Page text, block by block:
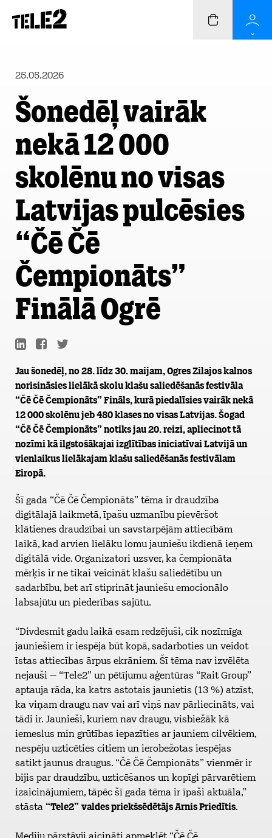
25.05.2026
Šonedēļ vairāk
nekā 12 000
skolēnu no visas
Latvijas pulcēsies
“Čē Čē
Čempionāts”
Finālā Ogrē
Jau šonedēļ, no 28. līdz 30. maijam, Ogres Zilajos kalnos
norisināsies lielākā skolu klašu saliedēšanās festivāla
“Čē Čē Čempionāts” Fināls, kurā piedalīsies vairāk nekā
12 000 skolēnu jeb 480 klases no visas Latvijas. Šogad
“Čē Čē Čempionāts” notiks jau 20. reizi, apliecinot tā
nozīmi kā ilgstošākajai izglītības iniciatīvai Latvijā un
vienlaikus lielākajam klašu saliedēšanās festivālam
Eiropā.
Šī gada “Čē Čē Čempionāts” tēma ir draudzība
digitālajā laikmetā, īpašu uzmanību pievēršot
klātienes draudzībai un savstarpējām attiecībām
laikā, kad arvien lielāku lomu jauniešu ikdienā ieņem
digitālā vide. Organizatori uzsver, ka čempionāta
mērķis ir ne tikai veicināt klašu saliedētību un
sadarbību, bet arī stiprināt jauniešu emocionālo
labsajūtu un piederības sajūtu.
“Divdesmit gadu laikā esam redzējuši, cik nozīmīga
jauniešiem ir iespēja būt kopā, sadarboties un veidot
īstas attiecības ārpus ekrāniem. Šī tēma nav izvēlēta
nejauši – “Tele2” un pētījumu aģentūras “Rait Group”
aptauja rāda, ka katrs astotais jaunietis (13 %) atzīst,
ka viņam draugu nav vai arī viņš nav pārliecināts, vai
tādi ir. Jaunieši, kuriem nav draugu, visbiežāk kā
iemeslus min grūtības iepazīties ar jauniem cilvēkiem,
nespēju uzticēties citiem un ierobežotas iespējas
satikt jaunus draugus. “Čē Čē Čempionāts” vienmēr ir
bijis par draudzību, uzticēšanos un kopīgi pārvarētiem
izaicinājumiem, tāpēc šī gada tēma ir īpaši aktuāla,”
stāsta “Tele2” valdes priekšsēdētājs Arnis Priedītis.